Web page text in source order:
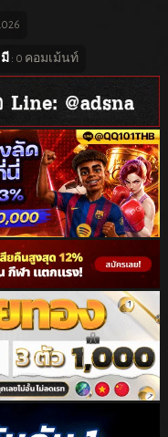
มี : 0 คอมเม้นท์